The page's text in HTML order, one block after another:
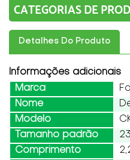
CATEGORIAS DE
Detalhes Do Produto
Informações adicionais
Marca
Nome
Modelo
Tamanho padrão
Comprimento